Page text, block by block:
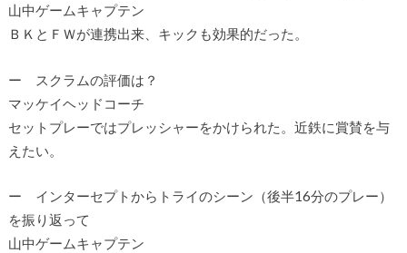
山中ゲームキャプテン
ＢＫとＦＷが連携出来、キックも効果的だった。
ー スクラムの評価は？
マッケイヘッドコーチ
セットプレーではプレッシャーをかけられた。近鉄に賞賛を与
えたい。
ー インターセプトからトライのシーン（後半16分のプレー）
を振り返って
山中ゲームキャプテン